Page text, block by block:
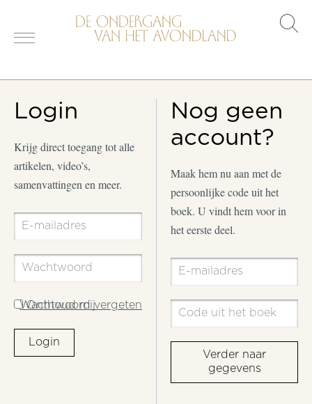
Login
Krijg direct toegang tot alle
artikelen, video’s,
samenvattingen en meer.
Wachtwoord vergeten
Onthoud mij
Login
Nog geen
account?
Maak hem nu aan met de
persoonlijke code uit het
boek. U vindt hem voor in
het eerste deel.
Verder naar
gegevens